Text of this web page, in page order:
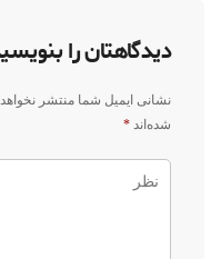
دیدگاهتان را
نشانی ایمیل شما منتشر
شده‌اند *